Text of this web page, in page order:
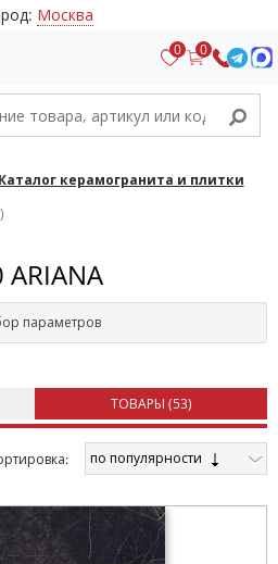
Москва
0 0
Каталог керамогранита и плитки
параметров
ТОВАРЫ (53)
по популярности